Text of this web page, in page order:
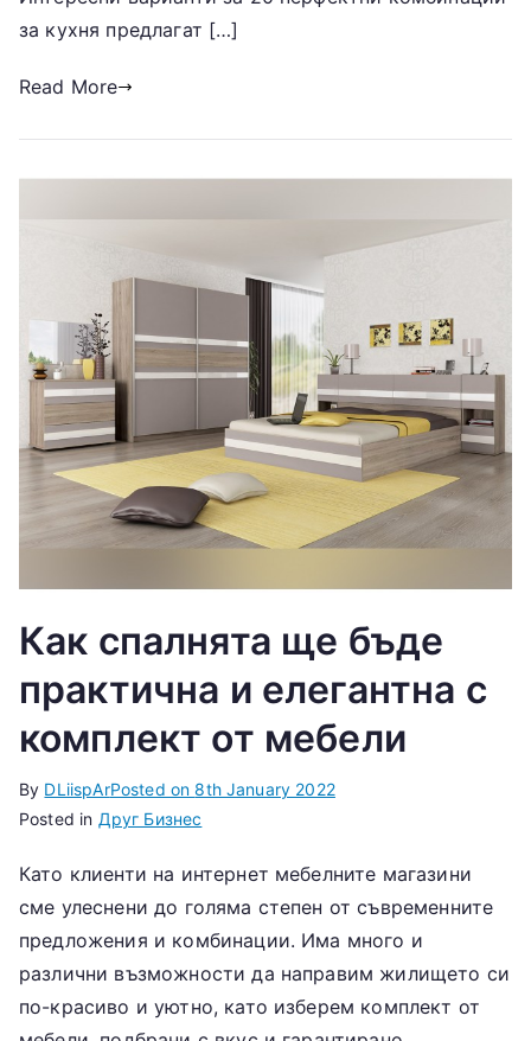
за кухня предлагат […]
Read More
Как спалнята ще бъде
практична и елегантна с
комплект от мебели
By DLiispArPosted on8th January 2022
Posted in Друг Бизнес
Като клиенти на интернет мебелните магазини
сме улеснени до голяма степен от съвременните
предложения и комбинации. Има много и
различни възможности да направим жилището си
по-красиво и уютно, като изберем комплект от